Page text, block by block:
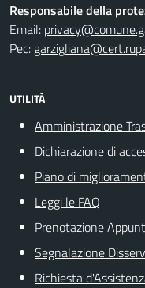
Responsabile della
Email:
Pec:
UTILITÀ
Amministrazione
Dichiarazione di
Piano di
Leggi le FAQ
Prenotazione
Segnalazione
Richiesta